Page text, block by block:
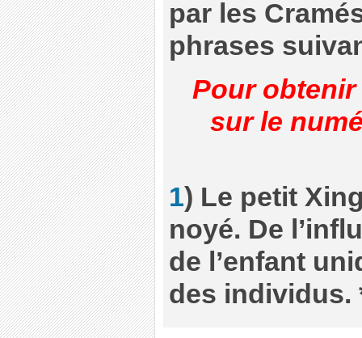
par les
phrases
Pour
sur le
1) Le petit
noyé. De
de l’enfant
des individus.